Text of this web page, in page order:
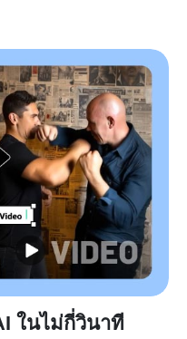
ในไม่กี่วินาที